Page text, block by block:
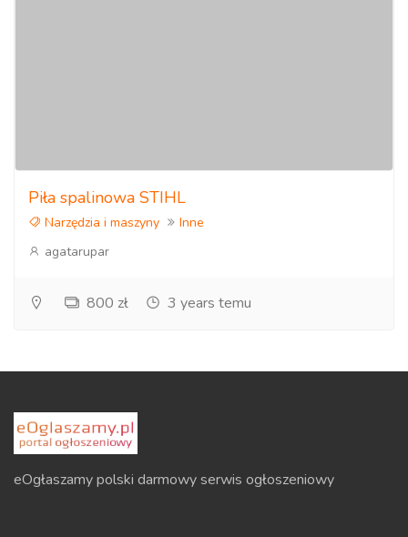
Piła spalinowa STIHL
Narzędzia i maszyny
Inne
agatarupar
800 zł 3 years temu
eOgłaszamy polski darmowy serwis ogłoszeniowy